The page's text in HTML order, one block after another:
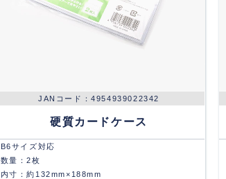
4954939022342
硬質カードケース
B6サイズ対応
数量：2枚
内寸：約132mm×188mm